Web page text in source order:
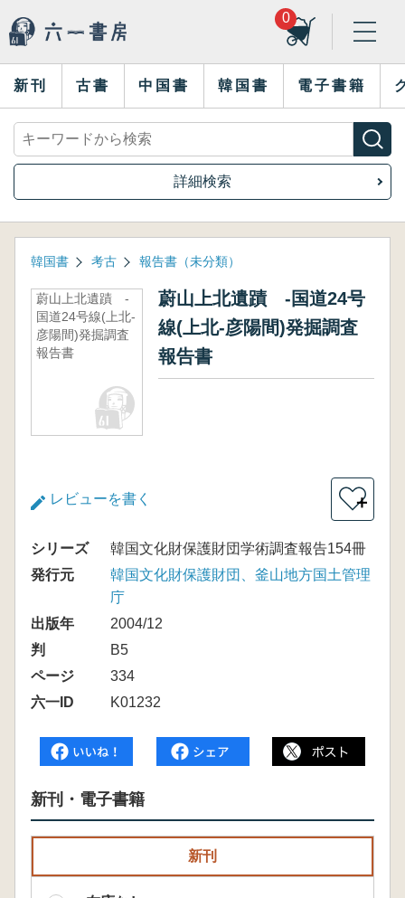
0
新刊 古書 中国書 韓国書 電子書籍
詳細検索
韓国書 考古 報告書（未分類）
蔚山上北遺蹟 -
国道24号線(上北-
彦陽間)発掘調査
報告書
蔚山上北遺蹟 -国道24号
線(上北-彦陽間)発掘調査
報告書
レビューを書く ＋
シリーズ
韓国文化財保護財団学術調査報告154冊
発行元
韓国文化財保護財団、釜山地方国土管理
庁
出版年
2004/12
判
B5
ページ
334
六一ID
K01232
新刊・電子書籍
新刊